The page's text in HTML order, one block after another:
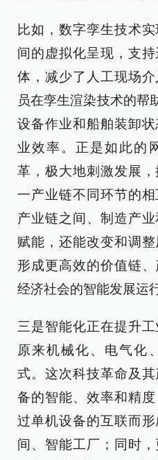
比如，数字孪生技术
间的虚拟化呈现，支
体，减少了人工现场
员在孪生渲染技术的帮
设备作业和船舶装卸
业效率。正是如此的
革，极大地刺激发展
一产业链不同环节的
产业链之间、制造产
赋能，还能改变和调
形成更高效的价值链
经济社会的智能发展运
三是智能化正在提升
原来机械化、电气化
式。这次科技革命及
备的智能、效率和精
过单机设备的互联而
间、智能工厂；同时